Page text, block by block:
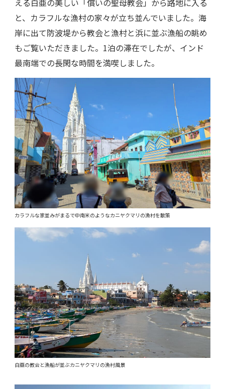
と、カラフルな漁村の家々が立ち並んでいました。海
岸に出て防波堤から教会と漁村と浜に並ぶ漁船の眺め
もご覧いただきました。1泊の滞在でしたが、インド
最南端での長閑な時間を満喫しました。
カラフルな家並みがまるで中南米のようなカニヤクマリの漁村を散策
白亜の教会と漁船が並ぶカニヤクマリの漁村風景